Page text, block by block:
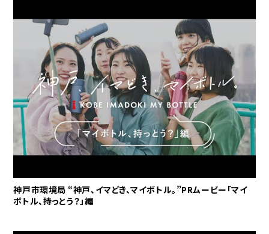
神戸市環境局 “神戸、イマどき、マイボトル。”PRムービー「マイ
ボトル、持っとう？」編